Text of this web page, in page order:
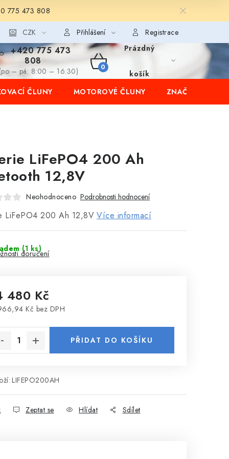
775 473 808
CZK Přihlášení Registrace
+420 775 473
808
(po – pá: 8:00 – 16:30)
NÁKUPNÍ
KOŠÍK
Prázdný
košík
ČLUNY MOTOROVÉ ČLUNY ZNAČKY
LiFePO4 200 Ah
12,8V
Neohodnoceno Podrobnosti hodnocení
LiFePO4 200 Ah 12,8V Více informací
(1 ks)
doručení
480 Kč
Kč bez DPH
PŘIDAT DO KOŠÍKU
LIFEPO200AH
Zeptat se Hlídat Sdílet